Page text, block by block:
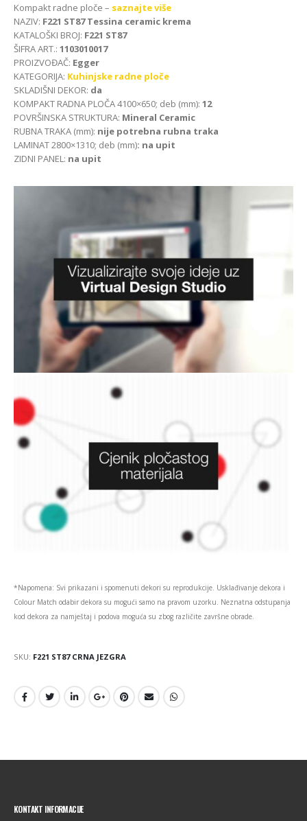
Kompakt radne ploče – saznajte više
NAZIV: F221 ST87 Tessina ceramic krema
KATALOŠKI BROJ: F221 ST87
ŠIFRA ART.: 1103010017
PROIZVOĐAČ: Egger
KATEGORIJA: Kuhinjske radne ploče
SKLADIŠNI DEKOR: da
KOMPAKT RADNA PLOČA 4100×650; deb (mm): 12
POVRŠINSKA STRUKTURA: Mineral Ceramic
RUBNA TRAKA (mm): nije potrebna rubna traka
LAMINAT 2800×1310; deb (mm): na upit
ZIDNI PANEL: na upit
*Napomena: Svi prikazani i spomenuti dekori su reprodukcije. Usklađivanje dekora i
Colour Match odabir dekora su mogući samo na pravom uzorku. Neznatna odstupanja
kod dekora za namještaj i podova moguća su zbog različite završne obrade.
SKU: F221 ST87 CRNA JEZGRA
KONTAKT INFORMACIJE